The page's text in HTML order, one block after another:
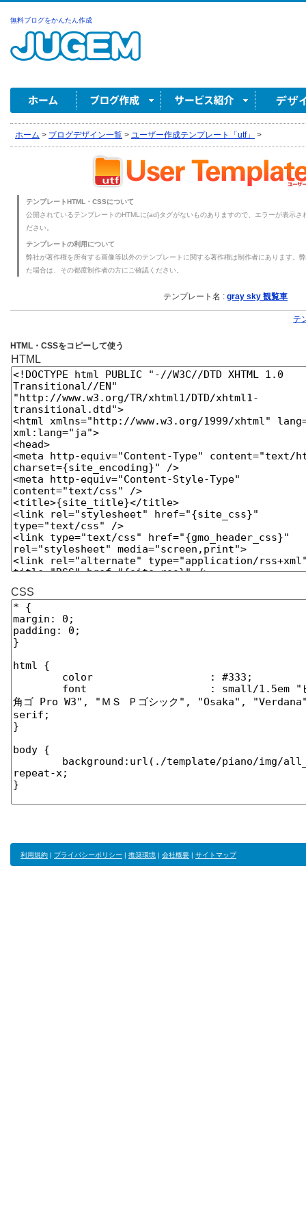
無料ブログをかんたん作成
ホーム > ブログデザイン一覧 > ユーザー作成テンプレート「utf」 >
テンプレートHTML・CSSについて
公開されているテンプレートのHTMLに{ad}タグがないものありますので、エラーが表示
ださい。
テンプレートの利用について
弊社が著作権を所有する画像等以外のテンプレートに関する著作権は制作者にあります。
た場合は、その都度制作者の方にご確認ください。
テンプレート名 : gray sky 観覧車
テ
HTML・CSSをコピーして使う
HTML
CSS
利用規約 | プライバシーポリシー | 推奨環境 | 会社概要 | サイトマップ